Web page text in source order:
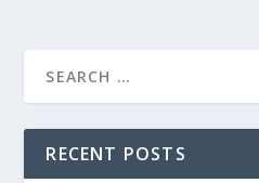
RECENT POSTS